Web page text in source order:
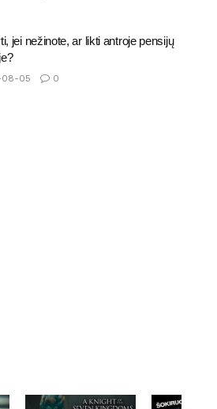
jei nežinote, ar likti antroje pensijų
05 0